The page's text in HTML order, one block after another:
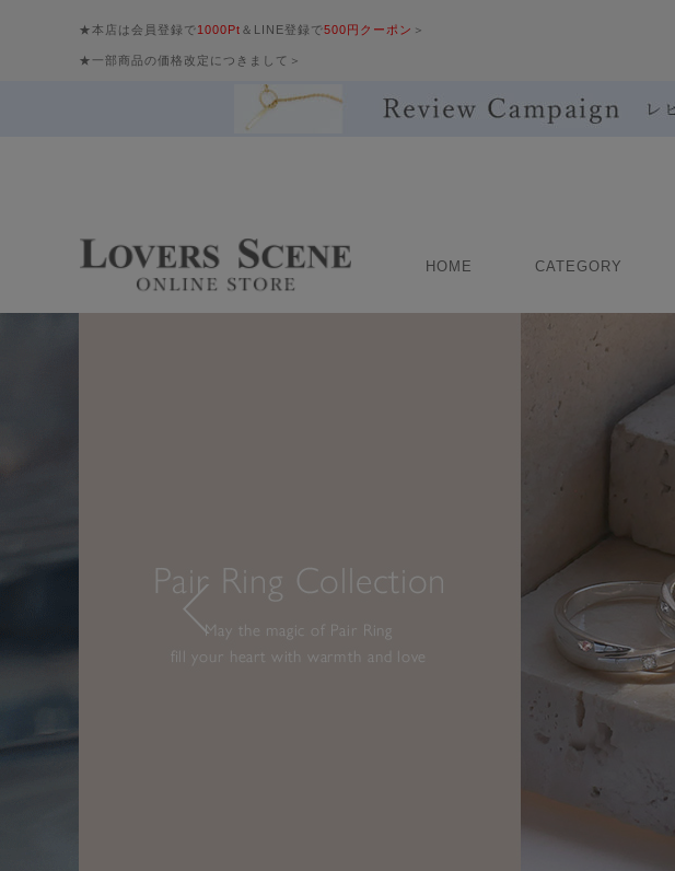
★本店は会員登録で1000Pt ＆LINE登録で500円クーポン ＞
★一部商品の価格改定につきまして＞
HOME CATEGORY